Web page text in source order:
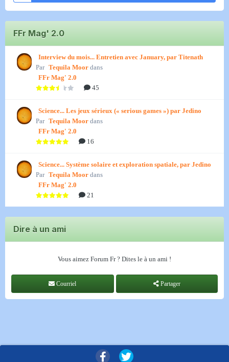
FFr Mag' 2.0
Interview du mois... Entretien avec January, par Titenath
Par Tequila Moor dans
FFr Mag' 2.0
45
Science... Les jeux sérieux (« serious games ») par Jedino
Par Tequila Moor dans
FFr Mag' 2.0
16
Science... Système solaire et exploration spatiale, par Jedino
Par Tequila Moor dans
FFr Mag' 2.0
21
Dire à un ami
Vous aimez Forum Fr ? Dites le à un ami !
Courriel Partager